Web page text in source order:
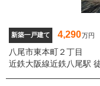
新築一戸建て 4,290万円
八尾市東本町２丁目
近鉄大阪線近鉄八尾駅